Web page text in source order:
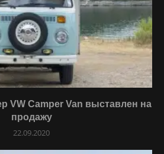
VW Camper Van выставлен на
продажу
22.09.2020